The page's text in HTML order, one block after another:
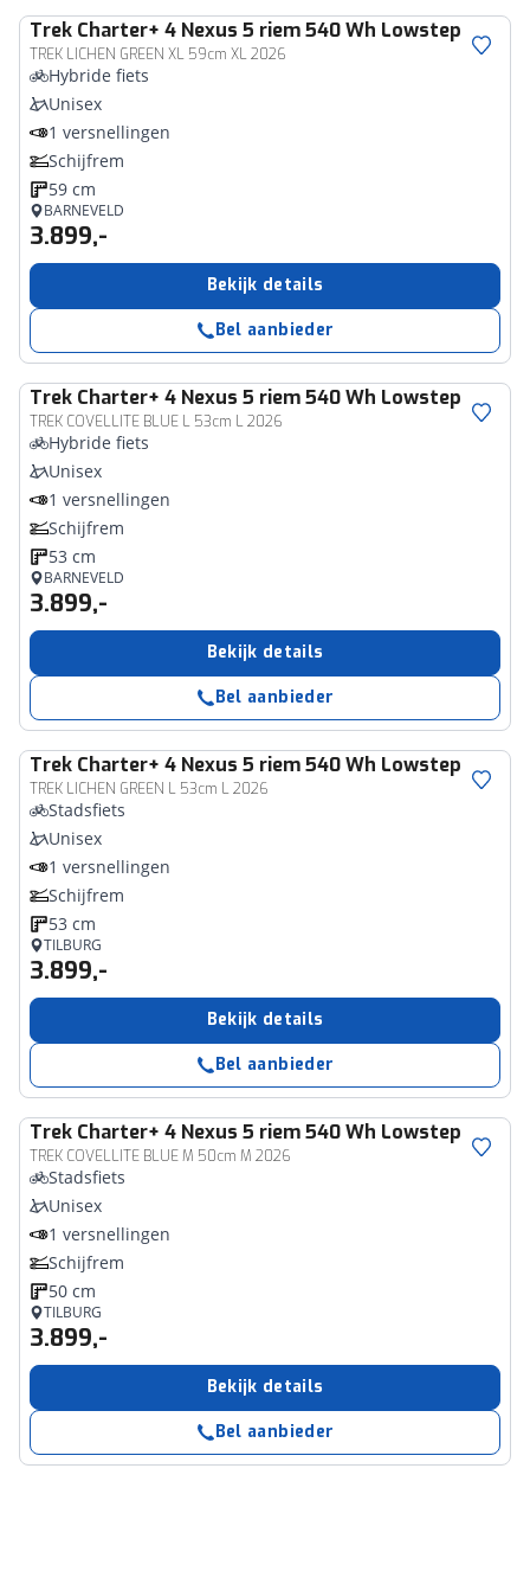
Trek Charter+ 4 Nexus 5 riem 540 Wh Lowstep
TREK LICHEN GREEN XL 59cm XL 2026
Hybride fiets
Unisex
1 versnellingen
Schijfrem
59 cm
BARNEVELD
3.899,-
Bekijk details
Bel aanbieder
Trek Charter+ 4 Nexus 5 riem 540 Wh Lowstep
TREK COVELLITE BLUE L 53cm L 2026
Hybride fiets
Unisex
1 versnellingen
Schijfrem
53 cm
BARNEVELD
3.899,-
Bekijk details
Bel aanbieder
Trek Charter+ 4 Nexus 5 riem 540 Wh Lowstep
TREK LICHEN GREEN L 53cm L 2026
Stadsfiets
Unisex
1 versnellingen
Schijfrem
53 cm
TILBURG
3.899,-
Bekijk details
Bel aanbieder
Trek Charter+ 4 Nexus 5 riem 540 Wh Lowstep
TREK COVELLITE BLUE M 50cm M 2026
Stadsfiets
Unisex
1 versnellingen
Schijfrem
50 cm
TILBURG
3.899,-
Bekijk details
Bel aanbieder